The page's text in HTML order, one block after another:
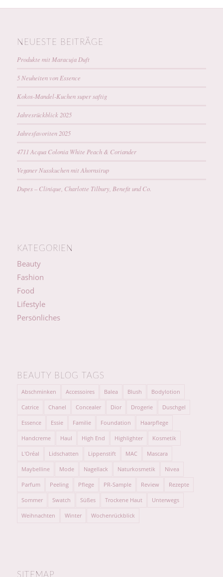
NEUESTE BEITRÄGE
Produkte mit Maracuja Duft
5 Neuheiten von Essence
Kokos-Mandel-Kuchen super saftig
Jahresrückblick 2025
Jahresfavoriten 2025
4711 Acqua Colonia White Peach & Coriander
Veganer Nusskuchen mit Ahornsirup
Dupes – Clinique, Charlotte Tilbury, Benefit und Co.
KATEGORIEN
Beauty
Fashion
Food
Lifestyle
Persönliches
BEAUTY BLOG TAGS
Abschminken Accessoires Balea Blush Bodylotion
Catrice Chanel Concealer Dior Drogerie Duschgel
Essence Essie Familie Foundation Haarpflege
Handcreme Haul High End Highlighter Kosmetik
L'Oréal Lidschatten Lippenstift MAC Mascara
Maybelline Mode Nagellack Naturkosmetik Nivea
Parfum Peeling Pflege PR-Sample Review Rezepte
Sommer Swatch Süßes Trockene Haut Unterwegs
Weihnachten Winter Wochenrückblick
SITEMAP